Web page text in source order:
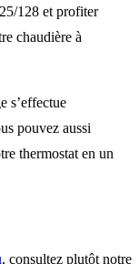
:
du
votre
128 et profiter
chaudière à
s’effectue
pouvez aussi
thermostat en un
, consultez plutôt notre